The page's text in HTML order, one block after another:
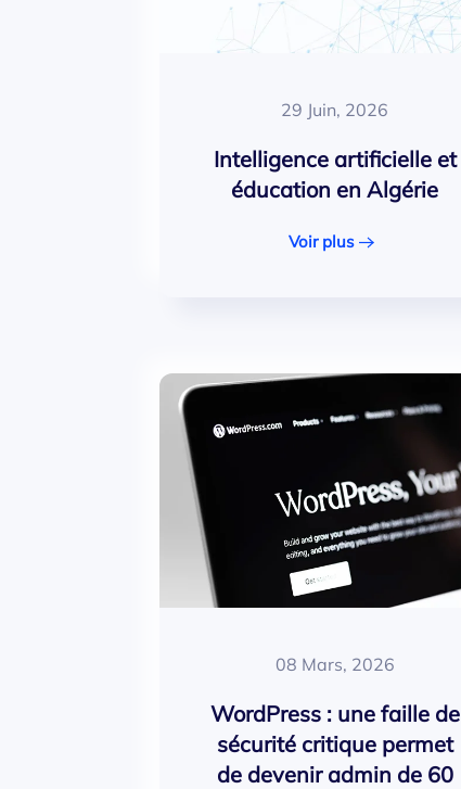
29 Juin, 2026
Intelligence artificielle et
éducation en Algérie
Voir plus
08 Mars, 2026
WordPress : une faille de
sécurité critique permet
de devenir admin de 60